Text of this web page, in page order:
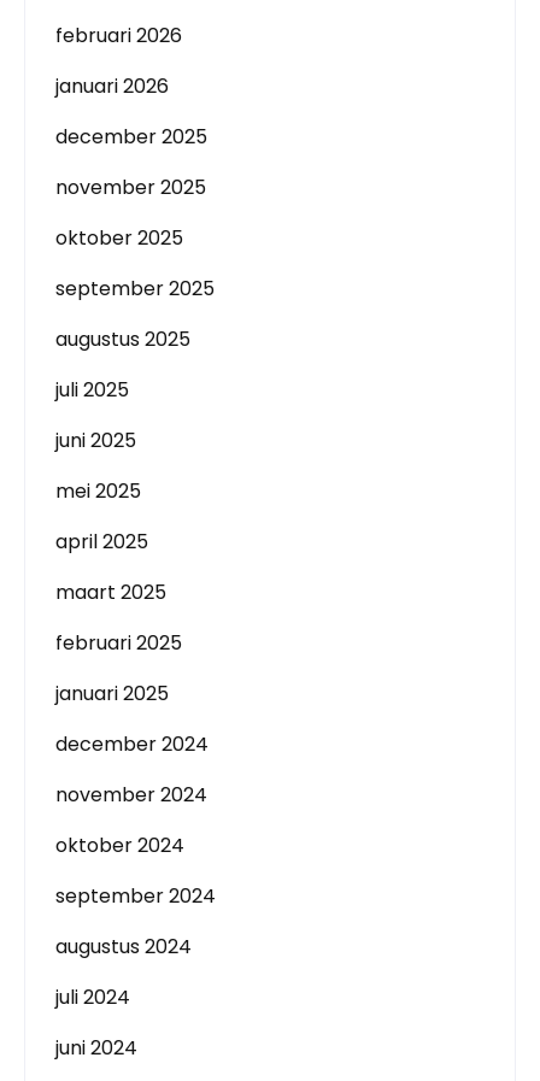
februari 2026
januari 2026
december 2025
november 2025
oktober 2025
september 2025
augustus 2025
juli 2025
juni 2025
mei 2025
april 2025
maart 2025
februari 2025
januari 2025
december 2024
november 2024
oktober 2024
september 2024
augustus 2024
juli 2024
juni 2024